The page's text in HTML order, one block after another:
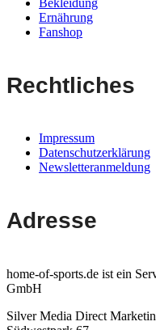
Ernährung
Fanshop
Rechtliches
Impressum
Datenschutzerklärung
Newsletteranmeldung
Adresse
home-of-sports.de ist ein
GmbH
Silver Media Direct